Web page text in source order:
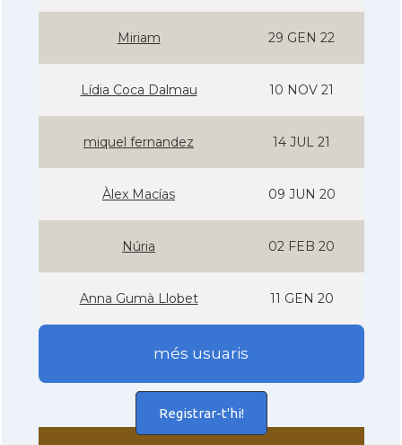
Miriam 29 GEN 22
Lí­dia Coca Dalmau 10 NOV 21
miquel fernandez 14 JUL 21
Àlex Macías 09 JUN 20
Núria 02 FEB 20
Anna Gumà Llobet 11 GEN 20
més usuaris
Registrar-t'hi!